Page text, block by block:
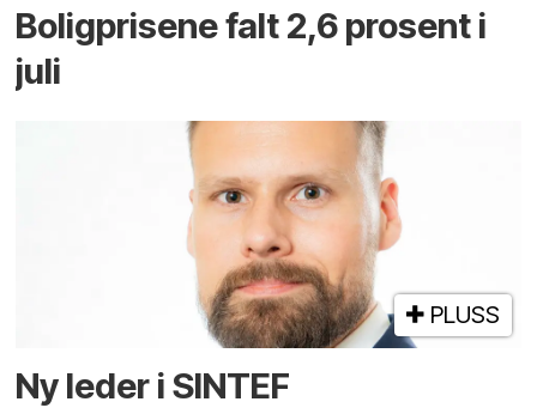
Boligprisene falt 2,6 prosent i
juli
PLUSS
Ny leder i SINTEF